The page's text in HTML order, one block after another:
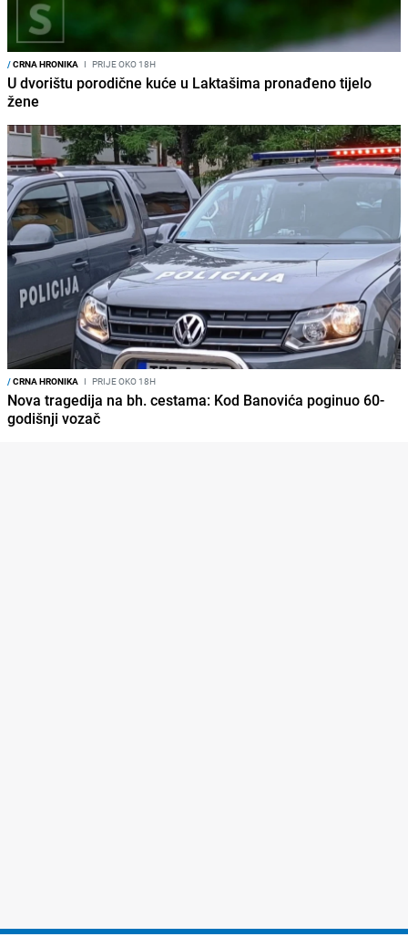
/CRNA HRONIKA I PRIJE OKO 18H
U dvorištu porodične kuće u Laktašima pronađeno tijelo
žene
/CRNA HRONIKA I PRIJE OKO 18H
Nova tragedija na bh. cestama: Kod Banovića poginuo 60-
godišnji vozač